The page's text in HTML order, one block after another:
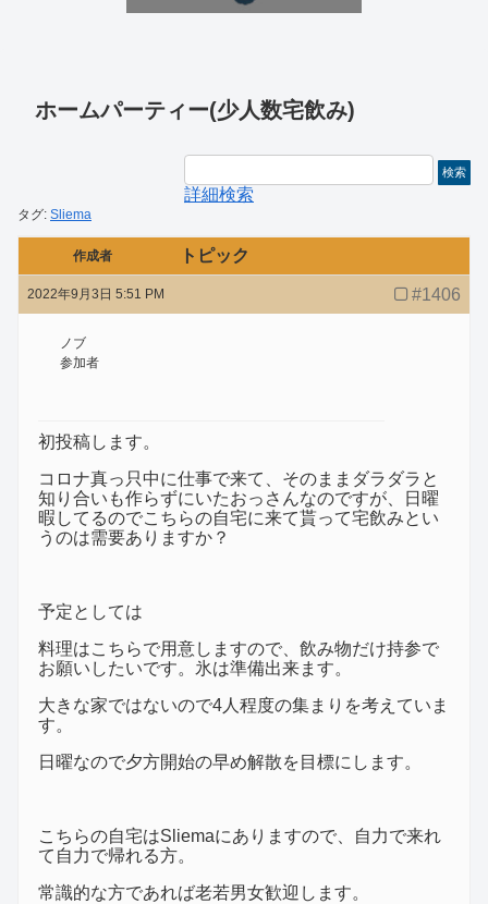
ホームパーティー(少人数宅飲み)
詳細検索
タグ: Sliema
作成者 トピック
2022年9月3日 5:51 PM #1406
ノブ
参加者
初投稿します。
コロナ真っ只中に仕事で来て、そのままダラダラと
知り合いも作らずにいたおっさんなのですが、日曜
暇してるのでこちらの自宅に来て貰って宅飲みとい
うのは需要ありますか？
予定としては
料理はこちらで用意しますので、飲み物だけ持参で
お願いしたいです。氷は準備出来ます。
大きな家ではないので4人程度の集まりを考えていま
す。
日曜なので夕方開始の早め解散を目標にします。
こちらの自宅はSliemaにありますので、自力で来れ
て自力で帰れる方。
常識的な方であれば老若男女歓迎します。